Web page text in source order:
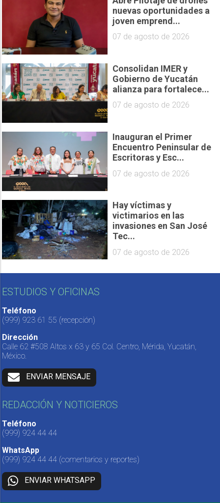
nuevas oportunidades a
joven emprend...
07 de agosto de 2026
Consolidan IMER y
Gobierno de Yucatán
alianza para fortalece...
07 de agosto de 2026
Inauguran el Primer
Encuentro Peninsular de
Escritoras y Esc...
07 de agosto de 2026
Hay víctimas y
victimarios en las
invasiones en San José
Tec...
07 de agosto de 2026
ESTUDIOS Y OFICINAS
Teléfono
(999) 923 61 55 (recepción)
Dirección
Calle 62 #508 Altos x 63 y 65 Col. Centro, Mérida, Yucatán,
México.
ENVIAR MENSAJE
REDACCIÓN Y NOTICIEROS
Teléfono
(999) 924 44 44
WhatsApp
(999) 924 44 44 (comentarios y reportes)
ENVIAR WHATSAPP